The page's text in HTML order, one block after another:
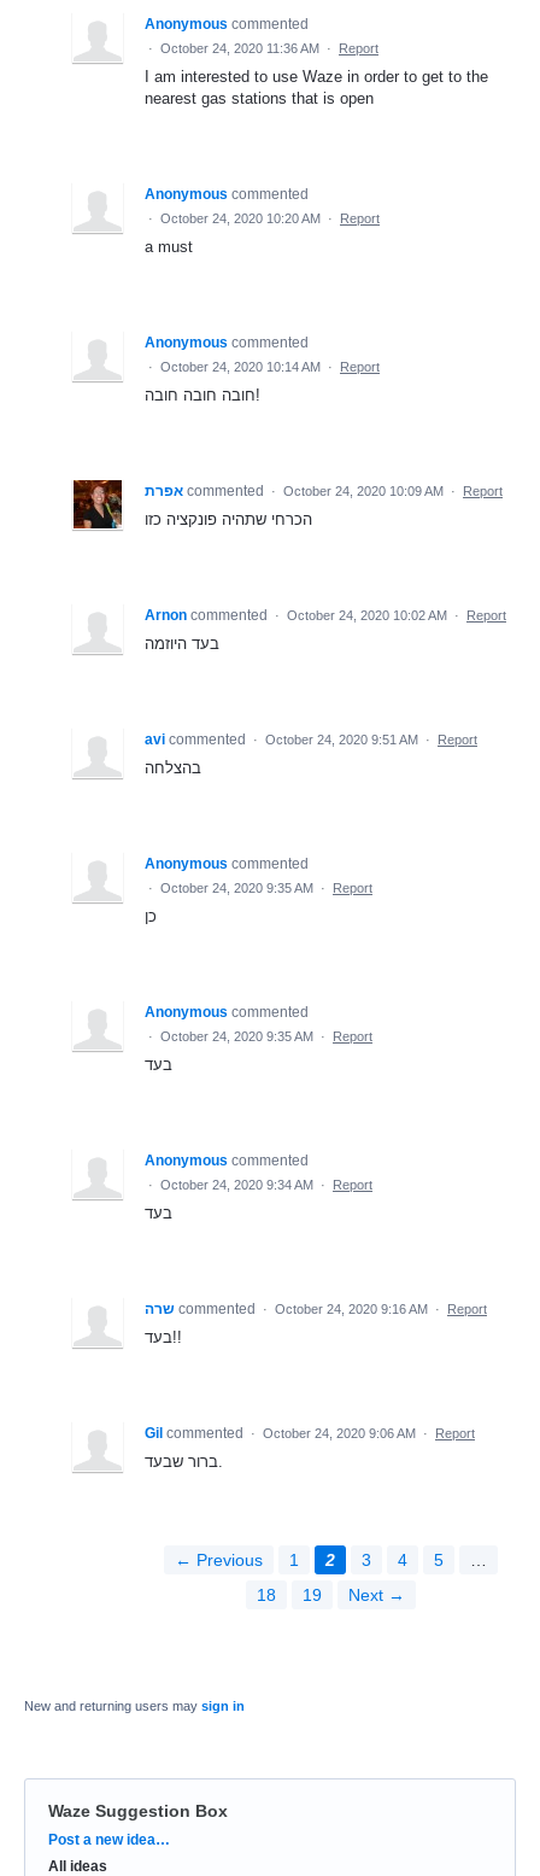
Anonymous commented
· October 24, 2020 11:36 AM · Report
I am interested to use Waze in order to get to the
nearest gas stations that is open
Anonymous commented
· October 24, 2020 10:20 AM · Report
a must
Anonymous commented
· October 24, 2020 10:14 AM · Report
חובה חובה חובה!
אפרת commented · October 24, 2020 10:09 AM · Report
הכרחי שתהיה פונקציה כזו
Arnon commented · October 24, 2020 10:02 AM · Report
בעד היוזמה
avi commented · October 24, 2020 9:51 AM · Report
בהצלחה
Anonymous commented
· October 24, 2020 9:35 AM · Report
כן
Anonymous commented
· October 24, 2020 9:35 AM · Report
בעד
Anonymous commented
· October 24, 2020 9:34 AM · Report
בעד
שרה commented · October 24, 2020 9:16 AM · Report
בעד!!
Gil commented · October 24, 2020 9:06 AM · Report
← Previous 1 2 3 4 5
18
19 Next →
New and returning users may sign in
Waze Suggestion Box
Categories
Post a new idea…
All ideas